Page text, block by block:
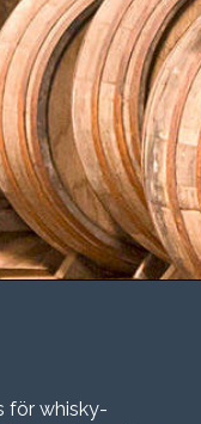
för whisky-